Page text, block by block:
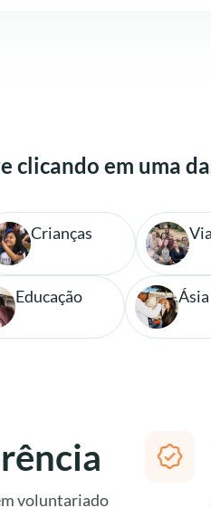
clicando em uma
Crianças
Educação Ásia
voluntariado